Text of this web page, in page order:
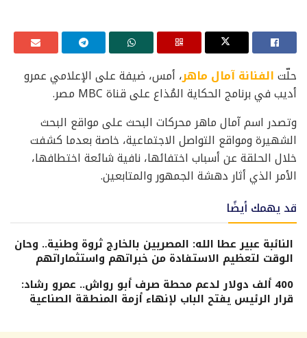
حلّتالفنانة آمال ماهر، أمس، ضيفة على الإعلامي عمرو
أديب في برنامج الحكاية المُذاع على قناة MBC مصر.
وتصدر اسم آمال ماهر محركات البحث على مواقع البحث
الشهيرة ومواقع التواصل الاجتماعية، خاصة بعدما كشفت
خلال الحلقة عن أسباب اختفائها، نافية شائعة اختطافها،
الأمر الذي أثار دهشة الجمهور والمتابعين.
قد يهمك أيضًا
النائبة عبير عطا الله: المصريين بالخارج ثروة وطنية.. وحان
الوقت لتعظيم الاستفادة من خبراتهم واستثماراتهم
400 ألف دولار لدعم محطة صرف أبو رواش.. عمرو رشاد:
قرار الرئيس يفتح الباب لإنهاء أزمة المنطقة الصناعية